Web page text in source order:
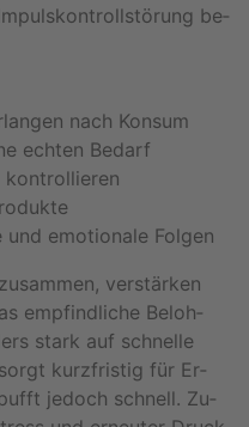
be­
nach Kon­sum
ech­ten Be­darf
kon­trol­lie­ren
emo­tio­na­le Fol­gen
ver­stär­ken
emp­find­li­che Be­loh­
stark auf schnel­le
sorgt kurz­fris­tig für Er­
je­doch schnell. Zu­